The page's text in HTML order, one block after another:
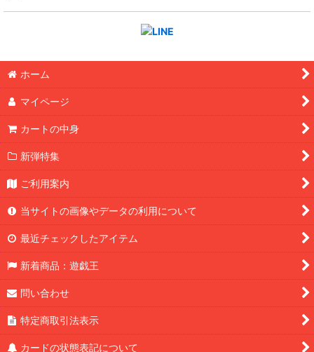
ホーム
マイページ
カートの中身
新弾特集
ご利用案内
当サイトの画像やデータの利用について
最近チェックしたアイテム
新着商品：遊戯王
問い合わせ
特定商取引法表示
カードの状態表記について